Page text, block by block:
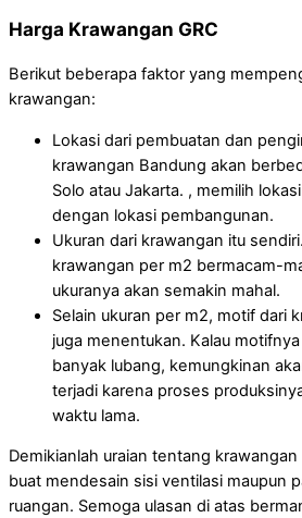
Harga Krawangan GRC
Berikut beberapa faktor yang
krawangan:
Lokasi dari pembuatan dan
krawangan Bandung akan
Solo atau Jakarta. , memilih
dengan lokasi pembangunan.
Ukuran dari krawangan itu
krawangan per m2 bermacam-
ukuranya akan semakin mahal.
Selain ukuran per m2, motif dari
juga menentukan. Kalau
banyak lubang, kemungkinan
terjadi karena proses
waktu lama.
Demikianlah uraian tentang
buat mendesain sisi ventilasi maupun
ruangan. Semoga ulasan di atas